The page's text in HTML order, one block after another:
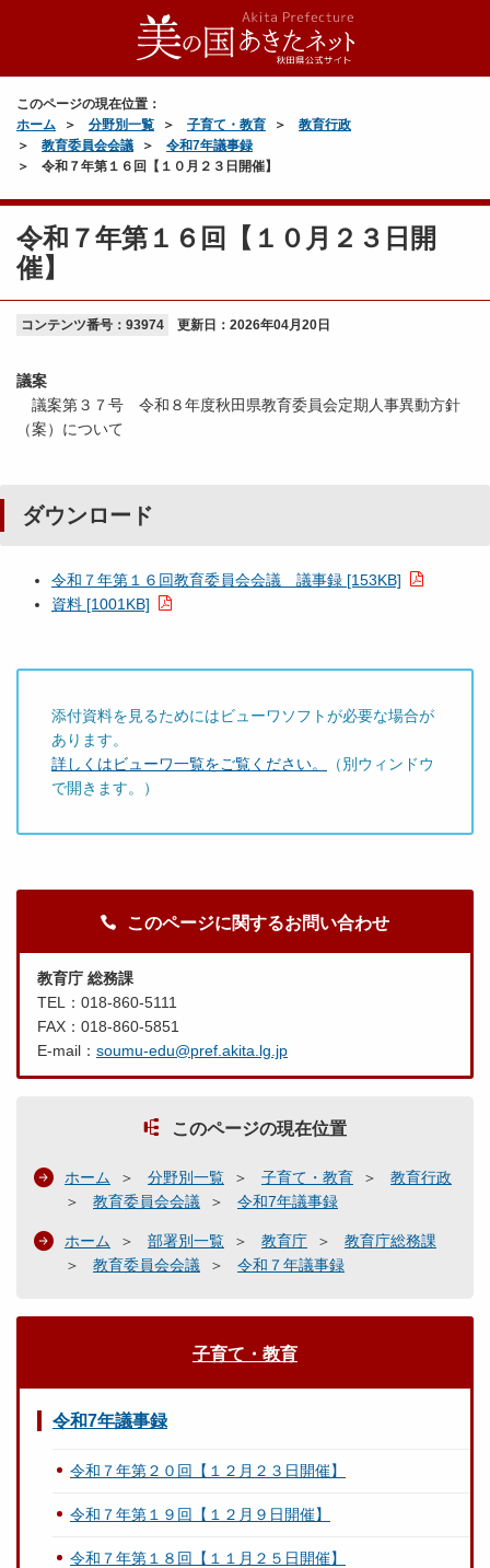
このページの現在位置：
ホーム
分野別一覧 子育て・教育
教育行政
教育委員会会議
令和7年議事録
令和７年第１６回【１０月２３日開催】
令和７年第１６回【１０月２３日開
催】
コンテンツ番号：93974 更新日： 2026年04月20日
議案
議案第３７号 令和８年度秋田県教育委員会定期人事異動方針
（案）について
ダウンロード
令和７年第１６回教育委員会会議 議事録 [153KB]
資料 [1001KB]
添付資料を見るためにはビューワソフトが必要な場合が
あります。
詳しくはビューワ一覧をご覧ください。
（別ウィンドウ
で開きます。）
このページに関するお問い合わせ
教育庁 総務課
TEL：018-860-5111
FAX：018-860-5851
E-mail： soumu-edu@pref.akita.lg.jp
このページの現在位置
ホーム 分野別一覧 子育て・教育
教育行政
教育委員会会議
令和7年議事録
ホーム 部署別一覧 教育庁
教育庁総務課
教育委員会会議
令和７年議事録
子育て・教育
令和7年議事録
令和７年第２０回【１２月２３日開催】
令和７年第１９回【１２月９日開催】
令和７年第１８回【１１月２５日開催】